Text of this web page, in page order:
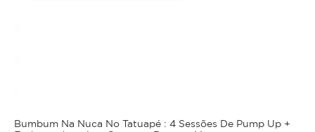
Bumbum Na Nuca No Tatuapé : 4 Sessões De Pump Up +